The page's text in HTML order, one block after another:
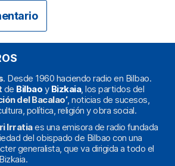
. Desde 1960 haciendo radio en Bilbao.
de Bilbao y Bizkaia, los partidos del
del Bacalao’, noticias de sucesos,
política, religión y obra social.
Irratiaes una emisora de radio fundada
del obispado de Bilbao con una
generalista, que va dirigida a todo el